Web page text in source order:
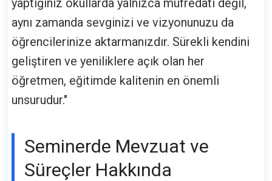
yaptığınız okullarda yalnızca müfredatı değil,
aynı zamanda sevginizi ve vizyonunuzu da
öğrencilerinize aktarmanızdır. Sürekli kendini
geliştiren ve yeniliklere açık olan her
öğretmen, eğitimde kalitenin en önemli
unsurudur."
Seminerde Mevzuat ve
Süreçler Hakkında